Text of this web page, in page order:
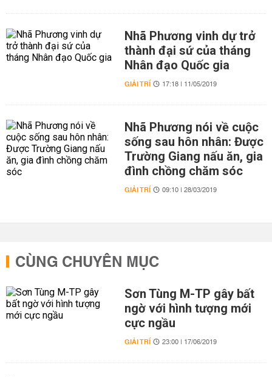
Nhã Phương vinh dự trở
thành đại sứ của tháng
Nhân đạo Quốc gia
GIẢI TRÍ 17:18 | 11/05/2019
Nhã Phương nói về cuộc
sống sau hôn nhân: Được
Trường Giang nấu ăn, gia
đình chồng chăm sóc
GIẢI TRÍ 09:10 | 28/03/2019
CÙNG CHUYÊN MỤC
Sơn Tùng M-TP gây bất
ngờ với hình tượng mới
cực ngầu
GIẢI TRÍ 23:00 | 17/06/2019